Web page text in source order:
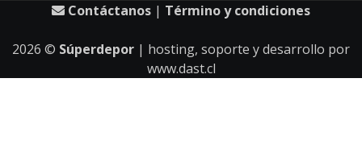
Contáctanos | Término y condiciones
2026 © Súperdepor | hosting, soporte y desarrollo por
www.dast.cl